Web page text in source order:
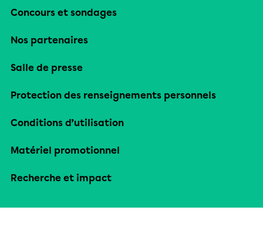
Concours et sondages
Nos partenaires
Salle de presse
Protection des renseignements personnels
Conditions d’utilisation
Matériel promotionnel
Recherche et impact